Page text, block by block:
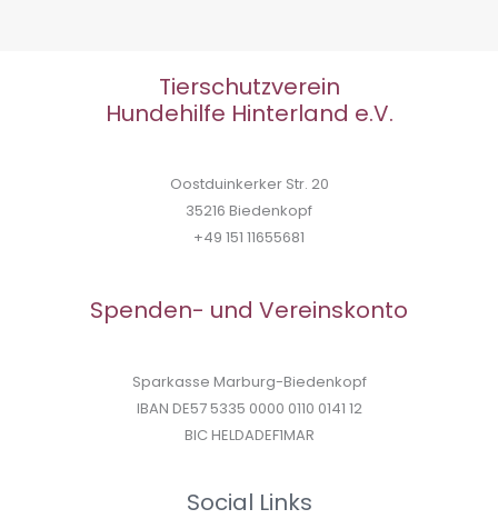
Tierschutzverein
Hundehilfe Hinterland e.V.
Oostduinkerker Str. 20
35216 Biedenkopf
+49 151 11655681
Spenden- und Vereinskonto
Sparkasse Marburg-Biedenkopf
IBAN DE57 5335 0000 0110 0141 12
BIC HELDADEF1MAR
Social Links